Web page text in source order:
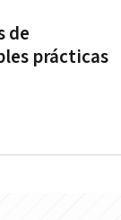
de
prácticas